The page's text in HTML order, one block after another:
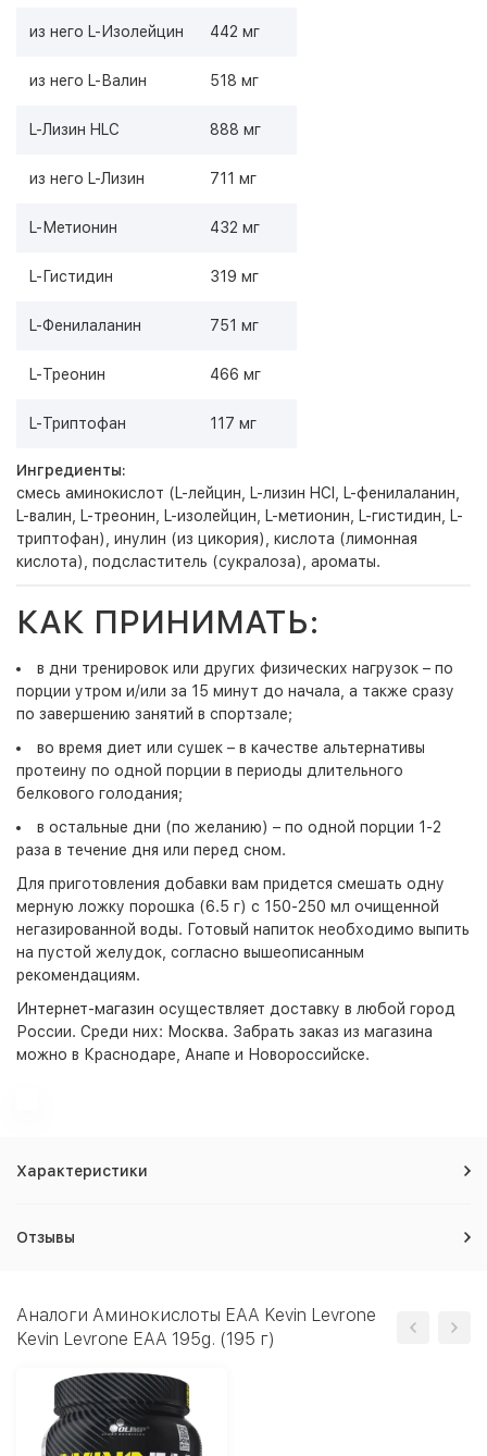
из него L-Изолейцин 442 мг
из него L-Валин 518 мг
L-Лизин HLC 888 мг
из него L-Лизин 711 мг
L-Метионин 432 мг
L-Гистидин 319 мг
L-Фенилаланин 751 мг
L-Треонин 466 мг
L-Триптофан 117 мг
Ингредиенты:
смесь аминокислот (L-лейцин, L-лизин HCl, L-фенилаланин,
L-валин, L-треонин, L-изолейцин, L-метионин, L-гистидин, L-
триптофан), инулин (из цикория), кислота (лимонная
кислота), подсластитель (сукралоза), ароматы.
КАК ПРИНИМАТЬ:
в дни тренировок или других физических нагрузок – по
порции утром и/или за 15 минут до начала, а также сразу
по завершению занятий в спортзале;
во время диет или сушек – в качестве альтернативы
протеину по одной порции в периоды длительного
белкового голодания;
в остальные дни (по желанию) – по одной порции 1-2
раза в течение дня или перед сном.
Для приготовления добавки вам придется смешать одну
мерную ложку порошка (6.5 г) с 150-250 мл очищенной
негазированной воды. Готовый напиток необходимо выпить
на пустой желудок, согласно вышеописанным
рекомендациям.
Интернет-магазин осуществляет доставку в любой город
России. Среди них: Москва. Забрать заказ из магазина
можно в Краснодаре, Анапе и Новороссийске.
Характеристики
Отзывы
Аналоги Аминокислоты EAA Kevin Levrone
Kevin Levrone EAA 195g. (195 г)